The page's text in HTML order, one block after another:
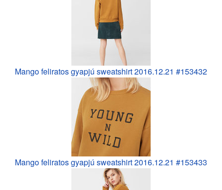
Mango feliratos gyapjú sweatshirt 2016.12.21 #153432
Mango feliratos gyapjú sweatshirt 2016.12.21 #153433